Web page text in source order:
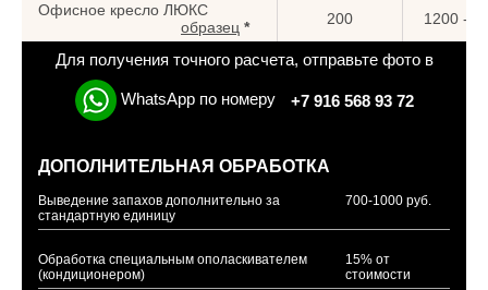
Офисное кресло ЛЮКС
образец * 200 1200 -
Для получения точного расчета, отправьте фото в
WhatsApp по номеру +7 916 568 93 72
ДОПОЛНИТЕЛЬНАЯ ОБРАБОТКА
Выведение запахов дополнительно за
стандартную единицу
700-1000 руб.
Обработка специальным ополаскивателем
(кондиционером)
15% от
стоимости